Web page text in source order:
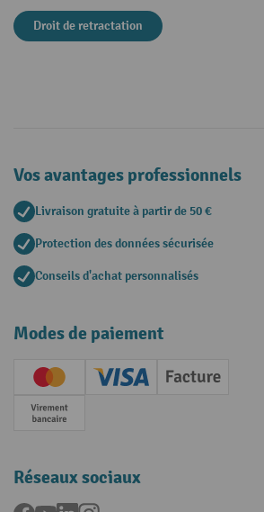
Droit de retractation
Vos avantages professionnels
Livraison gratuite à partir de 50 €
Protection des données sécurisée
Conseils d'achat personnalisés
Modes de paiement
Creditcard (Master)Creditcard (Visa)
Facture
Paiement anticipé
Réseaux sociaux